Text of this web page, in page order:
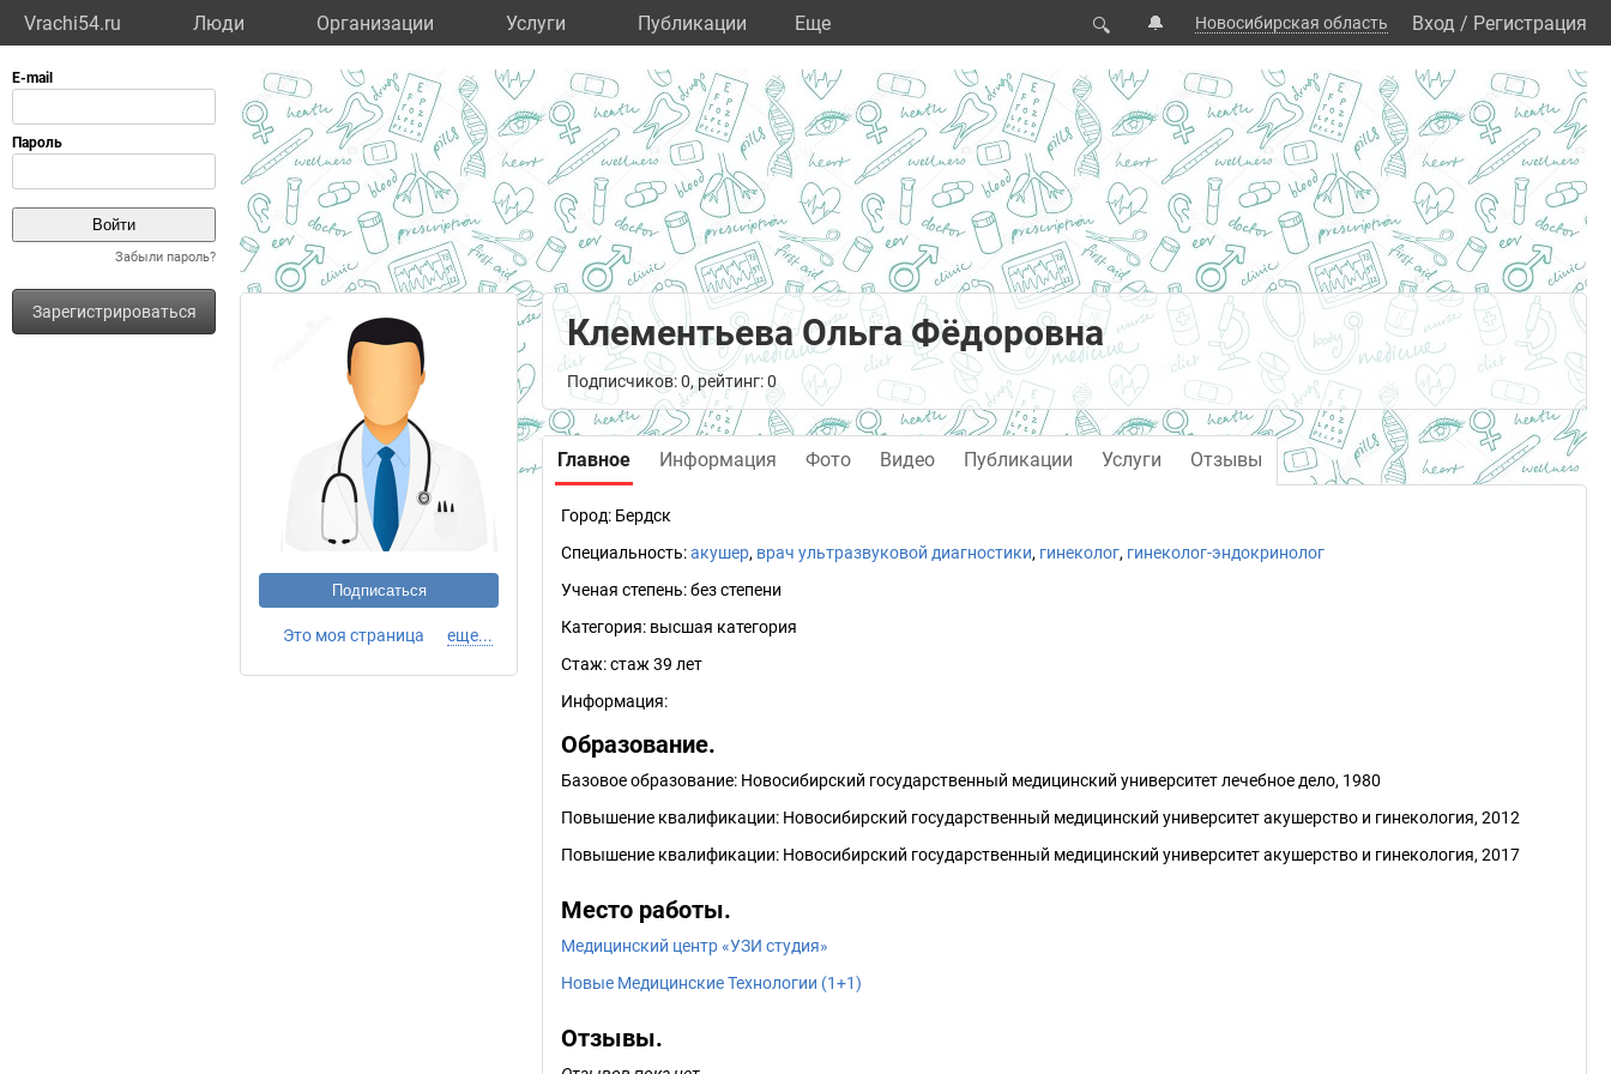
Vrachi54.ru Люди Организации Услуги Публикации Eще 🔍 🔔 Новосибирская область Вход / Регистрация
Забыли пароль?
Зарегистрироваться
Подписаться
Это моя страница еще...
Клементьева Ольга Фёдоровна
Подписчиков: 0, рейтинг: 0
Главное Информация Фото Видео Публикации Услуги Отзывы
Город: Бердск
Специальность:акушер, врач ультразвуковой диагностики, гинеколог, гинеколог-эндокринолог
Ученая степень:без степени
Категория: высшая категория
Стаж:стаж 39 лет
Информация:
Образование.
Базовое образование: Новосибирский государственный медицинский университет лечебное дело, 1980
Повышение квалификации: Новосибирский государственный медицинский университет акушерство и гинекология, 2012
Повышение квалификации: Новосибирский государственный медицинский университет акушерство и гинекология, 2017
Место работы.
Медицинский центр «УЗИ студия»
Новые Медицинские Технологии (1+1)
Отзывы.